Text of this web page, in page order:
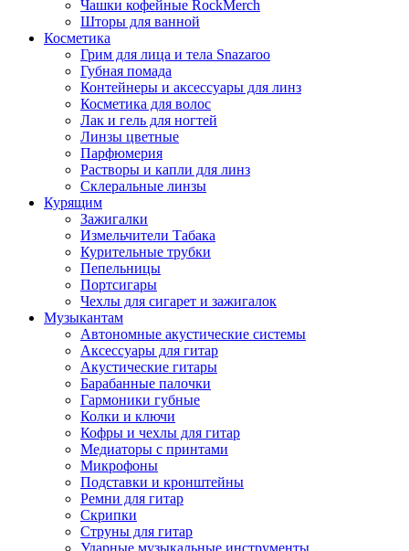
Чашки кофейные RockMerch
Шторы для ванной
Косметика
Грим для лица и тела Snazaroo
Губная помада
Контейнеры и аксессуары для линз
Косметика для волос
Лак и гель для ногтей
Линзы цветные
Парфюмерия
Растворы и капли для линз
Склеральные линзы
Курящим
Зажигалки
Измельчители Табака
Курительные трубки
Пепельницы
Портсигары
Чехлы для сигарет и зажигалок
Музыкантам
Автономные акустические системы
Аксессуары для гитар
Акустические гитары
Барабанные палочки
Гармоники губные
Колки и ключи
Кофры и чехлы для гитар
Медиаторы с принтами
Микрофоны
Подставки и кронштейны
Ремни для гитар
Скрипки
Струны для гитар
Ударные музыкальные инструменты